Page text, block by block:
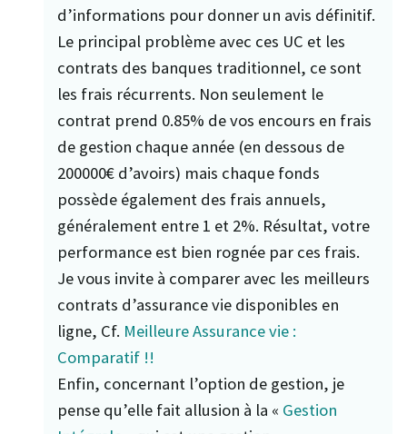
d’informations pour donner un avis définitif.
Le principal problème avec ces UC et les
contrats des banques traditionnel, ce sont
les frais récurrents. Non seulement le
contrat prend 0.85% de vos encours en frais
de gestion chaque année (en dessous de
200000€ d’avoirs) mais chaque fonds
possède également des frais annuels,
généralement entre 1 et 2%. Résultat, votre
performance est bien rognée par ces frais.
Je vous invite à comparer avec les meilleurs
contrats d’assurance vie disponibles en
ligne, Cf. Meilleure Assurance vie :
Comparatif !!
Enfin, concernant l’option de gestion, je
pense qu’elle fait allusion à la « Gestion